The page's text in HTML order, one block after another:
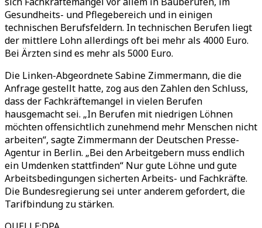
Gesundheits- und Pflegebereich und in einigen
technischen Berufsfeldern. In technischen Berufen liegt
der mittlere Lohn allerdings oft bei mehr als 4000 Euro.
Bei Ärzten sind es mehr als 5000 Euro.
Die Linken-Abgeordnete Sabine Zimmermann, die die
Anfrage gestellt hatte, zog aus den Zahlen den Schluss,
dass der Fachkräftemangel in vielen Berufen
hausgemacht sei. „In Berufen mit niedrigen Löhnen
möchten offensichtlich zunehmend mehr Menschen nicht
arbeiten“, sagte Zimmermann der Deutschen Presse-
Agentur in Berlin. „Bei den Arbeitgebern muss endlich
ein Umdenken stattfinden“ Nur gute Löhne und gute
Arbeitsbedingungen sicherten Arbeits- und Fachkräfte.
Die Bundesregierung sei unter anderem gefordert, die
Tarifbindung zu stärken.